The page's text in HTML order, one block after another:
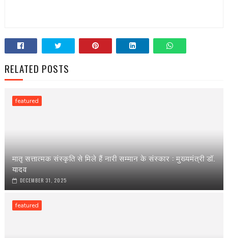
RELATED POSTS
featured
मातृ सत्तात्मक संस्कृति से मिले हैं नारी सम्मान के संस्कार : मुख्यमंत्री डॉ.
यादव
DECEMBER 31, 2025
featured